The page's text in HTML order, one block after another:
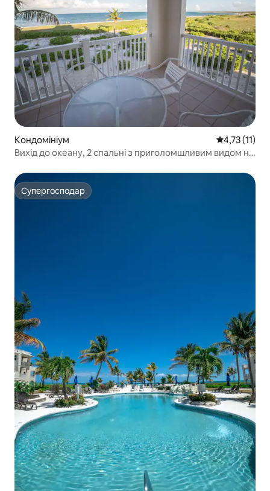
Кондомініум Середня
4,73 (11)
Вихід до океану, 2 спальні з приголомшливим видом на
Супергосподар
Супергосподар